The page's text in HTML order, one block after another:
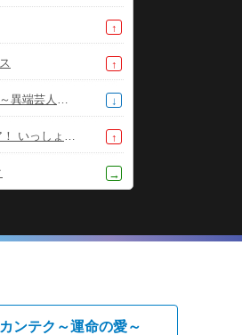
↑
↑
MXグランプリ2026～異端芸人決定戦～ ↓
「名探偵プリキュア！ いっしょになぞとき！はなまるかいけつフェスティバル！」大特集SP ↑
→
カンテク～運命の愛～